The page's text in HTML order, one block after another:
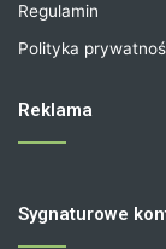
Regulamin
Polityka
Reklama
Sygnaturowe